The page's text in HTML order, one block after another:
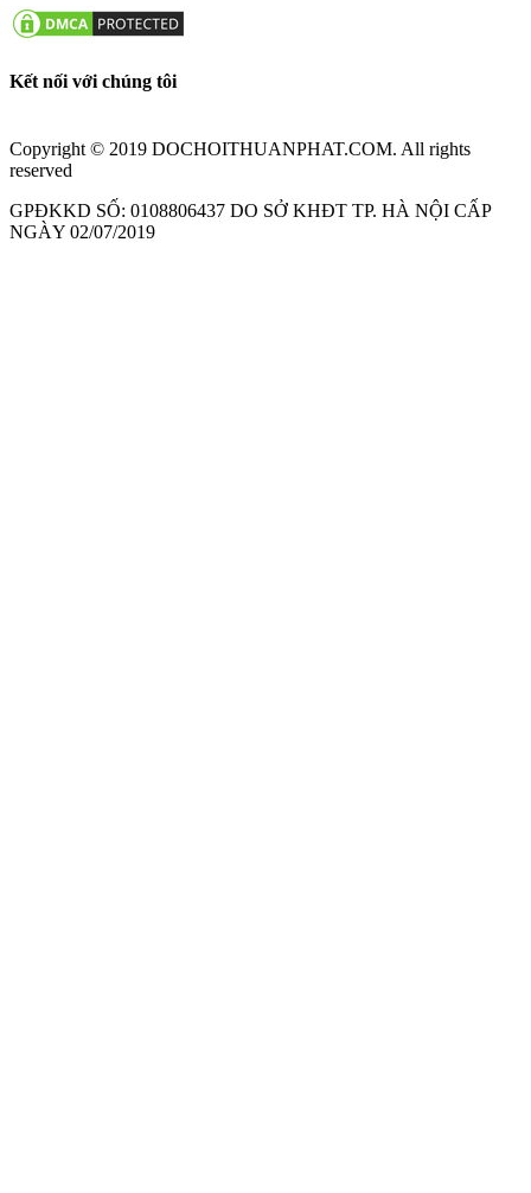
Kết nối với chúng tôi
Copyright © 2019 DOCHOITHUANPHAT.COM. All rights
reserved
GPĐKKD SỐ: 0108806437 DO SỞ KHĐT TP. HÀ NỘI CẤP
NGÀY 02/07/2019